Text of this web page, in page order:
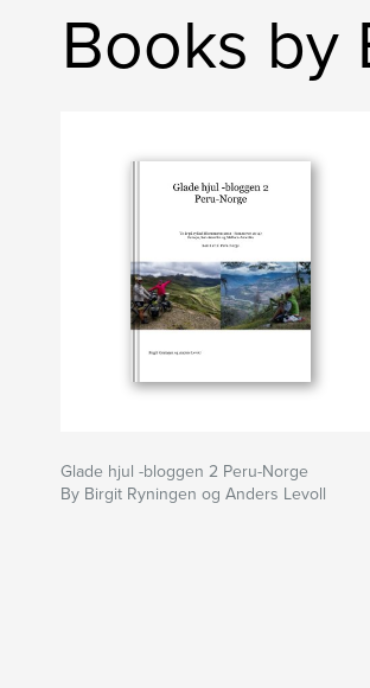
Books by
Glade hjul -bloggen 2 Peru-Norge
By Birgit Ryningen og Anders Levoll